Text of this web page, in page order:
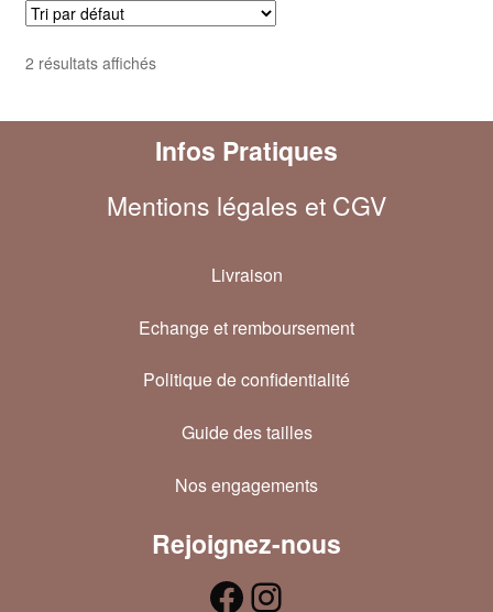
2 résultats affichés
Infos Pratiques
Mentions légales et CGV
Livraison
Echange et remboursement
Politique de confidentialité
Guide des tailles
Nos engagements
Rejoignez-nous